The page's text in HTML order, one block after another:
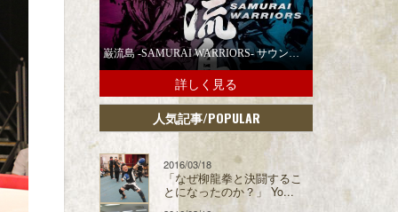
巌流島 -SAMURAI WARRIORS- サウンドトラックの配信スタート！
詳しく見る
人気記事/POPULAR
2016/03/18
「なぜ柳龍拳と決闘するこ
とになったのか？」 Yo...